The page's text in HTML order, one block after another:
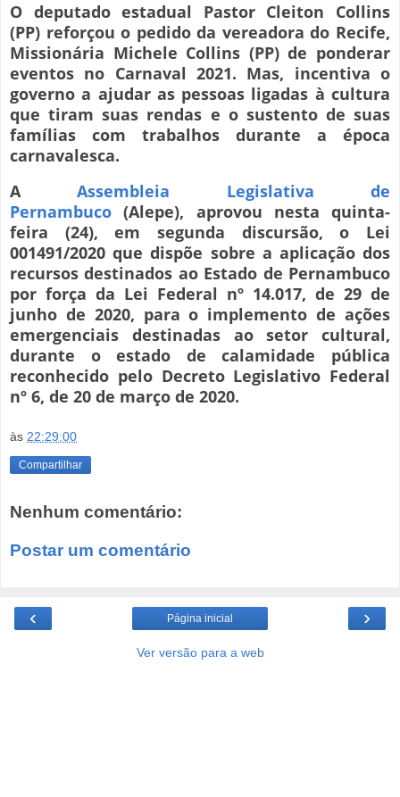
O deputado estadual Pastor Cleiton Collins
(PP) reforçou o pedido da vereadora do Recife,
Missionária Michele Collins (PP) de ponderar
eventos no Carnaval 2021. Mas, incentiva o
governo a ajudar as pessoas ligadas à cultura
que tiram suas rendas e o sustento de suas
famílias com trabalhos durante a época
carnavalesca.
AAssembleia Legislativa de
Pernambuco (Alepe), aprovou nesta quinta-
feira (24), em segunda discursão, o Lei
001491/2020 que dispõe sobre a aplicação dos
recursos destinados ao Estado de Pernambuco
por força da Lei Federal nº 14.017, de 29 de
junho de 2020, para o implemento de ações
emergenciais destinadas ao setor cultural,
durante o estado de calamidade pública
reconhecido pelo Decreto Legislativo Federal
nº 6, de 20 de março de 2020.
às 22:29:00
Compartilhar
Nenhum comentário:
Postar um comentário
‹ ›
Página inicial
Ver versão para a web